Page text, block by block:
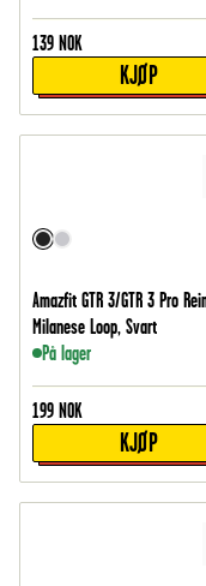
139 NOK
KJØP
Amazfit GTR 3/GTR 3 Pro
Milanese Loop, Svart
På lager
199 NOK
KJØP